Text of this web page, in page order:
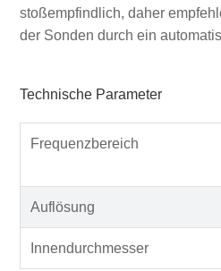
stoßempfindlich, daher
der Sonden durch ein
Technische Parameter
Frequenzbereich
Auflösung
Innendurchmesser